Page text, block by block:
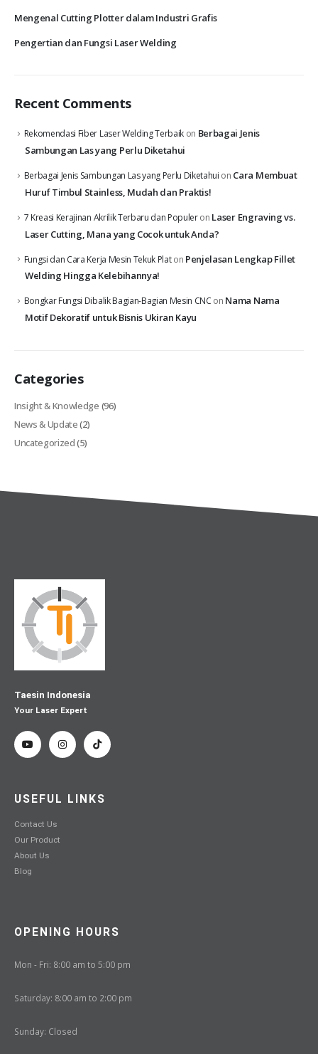
Mengenal Cutting Plotter dalam Industri Grafis
Pengertian dan Fungsi Laser Welding
Recent Comments
Rekomendasi Fiber Laser Welding Terbaik on Berbagai Jenis
Sambungan Las yang Perlu Diketahui
Berbagai Jenis Sambungan Las yang Perlu Diketahui on Cara Membuat
Huruf Timbul Stainless, Mudah dan Praktis!
7 Kreasi Kerajinan Akrilik Terbaru dan Populeron Laser Engraving vs.
Laser Cutting, Mana yang Cocok untuk Anda?
Fungsi dan Cara Kerja Mesin Tekuk Platon Penjelasan Lengkap Fillet
Welding Hingga Kelebihannya!
Bongkar Fungsi Dibalik Bagian-Bagian Mesin CNC on Nama Nama
Motif Dekoratif untuk Bisnis Ukiran Kayu
Categories
Insight & Knowledge (96)
News & Update(2)
Uncategorized(5)
Taesin Indonesia
Your Laser Expert
USEFUL LINKS
Contact Us
Our Product
About Us
Blog
OPENING HOURS
Mon - Fri: 8:00 am to 5:00 pm
Saturday: 8:00 am to 2:00 pm
Sunday: Closed